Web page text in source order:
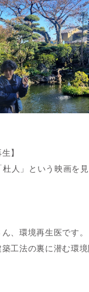
】
杜人」という映画を見
、環境再生医です。
工法の裏に潜む環